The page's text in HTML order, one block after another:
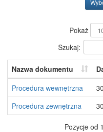
Pokaż
Szukaj:
Nazwa dokumentu
Procedura wewnętrzna
Procedura zewnętrzna
Pozycje od